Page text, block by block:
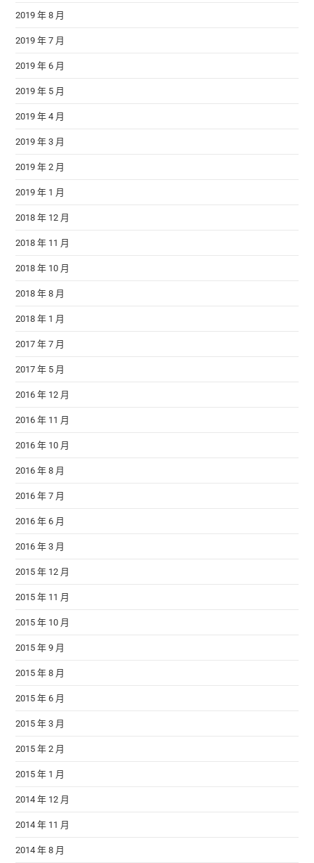
2019 年 8 月
2019 年 7 月
2019 年 6 月
2019 年 5 月
2019 年 4 月
2019 年 3 月
2019 年 2 月
2019 年 1 月
2018 年 12 月
2018 年 11 月
2018 年 10 月
2018 年 8 月
2018 年 1 月
2017 年 7 月
2017 年 5 月
2016 年 12 月
2016 年 11 月
2016 年 10 月
2016 年 8 月
2016 年 7 月
2016 年 6 月
2016 年 3 月
2015 年 12 月
2015 年 11 月
2015 年 10 月
2015 年 9 月
2015 年 8 月
2015 年 6 月
2015 年 3 月
2015 年 2 月
2015 年 1 月
2014 年 12 月
2014 年 11 月
2014 年 8 月